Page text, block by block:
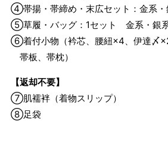
④帯揚・帯締め・末広セット：金系・
⑤草履・バッグ：1セット 金系・銀
⑥着付小物（衿芯、腰紐×4、伊達〆×2
帯板、帯枕）
【返却不要】
⑦肌襦袢（着物スリップ）
⑧足袋